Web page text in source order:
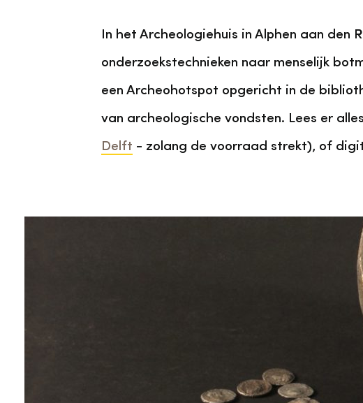
In het Archeologiehuis in Alphen aan
onderzoekstechnieken naar menselijk
een Archeohotspot opgericht in de
van archeologische vondsten. Lees er
Delft - zolang de voorraad strekt), of